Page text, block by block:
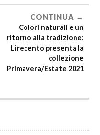
CONTINUA
Colori naturali e un
ritorno alla tradizione:
Lirecento presenta la
collezione
Primavera/Estate 2021